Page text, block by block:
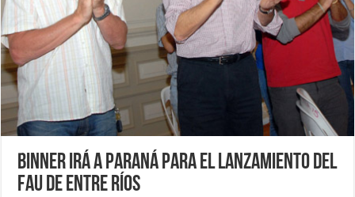
Binner irá a Paraná para el lanzamiento del
FAU de Entre Ríos